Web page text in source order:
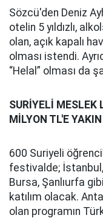
Sözcü'den Deniz
otelin 5 yıldızlı,
olan, açık kapalı
olması istendi.
“Helal” olması da
SURİYELİ MESLEK
MİLYON TL'E
600 Suriyeli
festivalde;
Bursa, Şanlıurfa
katılım olacak.
olan programın